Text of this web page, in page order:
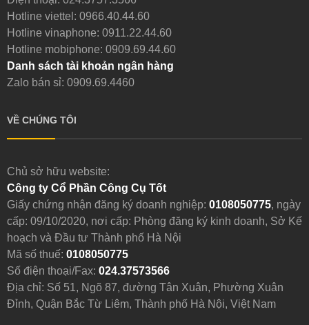
Hotline viettel: 0966.40.44.60
Hotline vinaphone: 0911.22.44.60
Hotline mobiphone: 0909.69.44.60
Danh sách tài khoản ngân hàng
Zalo bán sỉ: 0909.69.4460
VỀ CHÚNG TÔI
Chủ sở hữu website:
Công ty Cổ Phần Công Cụ Tốt
Giấy chứng nhận đăng ký doanh nghiệp: 0108050775, ngày
cấp: 09/10/2020, nơi cấp: Phòng đăng ký kinh doanh, Sở Kế
hoạch và Đầu tư Thành phố Hà Nội
Mã số thuế: 0108050775
Số điện thoại/Fax: 024.37573566
Địa chỉ: Số 51, Ngõ 87, đường Tân Xuân, Phường Xuân
Đỉnh, Quận Bắc Từ Liêm, Thành phố Hà Nội, Việt Nam